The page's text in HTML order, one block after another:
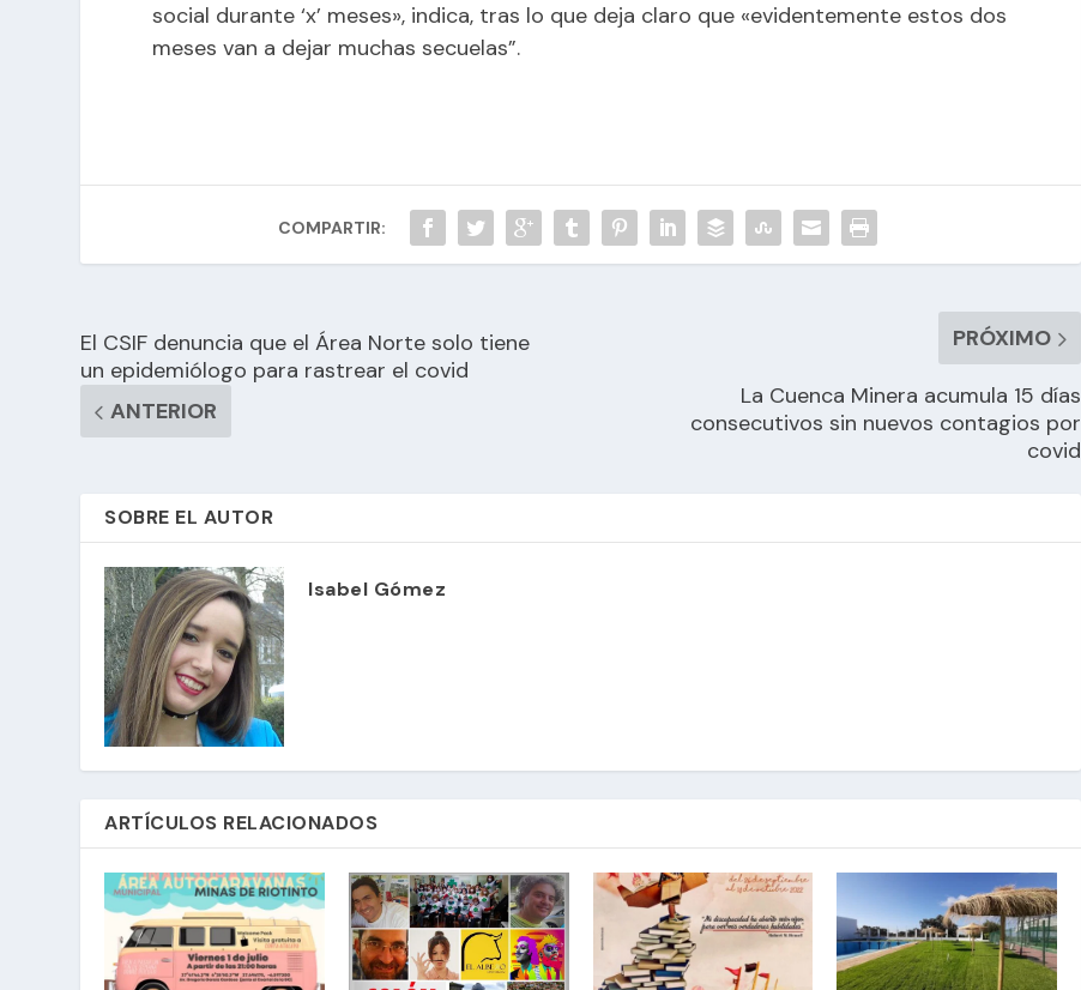
social durante ‘x’ meses», indica, tras lo que deja claro que «evidentemente estos dos
meses van a dejar muchas secuelas”.
COMPARTIR:
El CSIF denuncia que el Área Norte solo tiene
un epidemiólogo para rastrear el covid
ANTERIOR
PRÓXIMO
La Cuenca Minera acumula 15 días
consecutivos sin nuevos contagios por
covid
SOBRE EL AUTOR
Isabel Gómez
ARTÍCULOS RELACIONADOS